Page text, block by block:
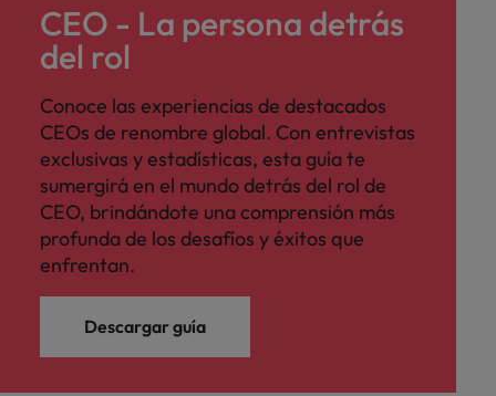
CEO - La persona detrás
del rol
Conoce las experiencias de destacados
CEOs de renombre global. Con entrevistas
exclusivas y estadísticas, esta guía te
sumergirá en el mundo detrás del rol de
CEO, brindándote una comprensión más
profunda de los desafíos y éxitos que
enfrentan.
Descargar guía